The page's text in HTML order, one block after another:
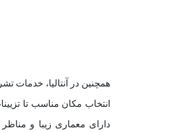
همچنین در آنتالیا، خدمات
انتخاب مکان مناسب تا
دارای معماری زیبا و